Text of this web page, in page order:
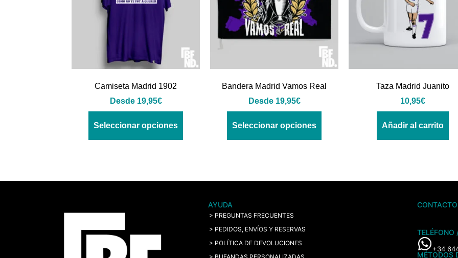
Camiseta Madrid 1902
Desde 19,95€
Seleccionar opciones
Bandera Madrid Vamos Real
Desde 19,95€
Seleccionar opciones
Taza Madrid Juanito
10,95€
Añadir al carrito
AYUDA
> PREGUNTAS FRECUENTES
> PEDIDOS, ENVÍOS Y RESERVAS
> POLÍTICA DE DEVOLUCIONES
CONTACTO
TELÉFONO
+34
MÉTODOS